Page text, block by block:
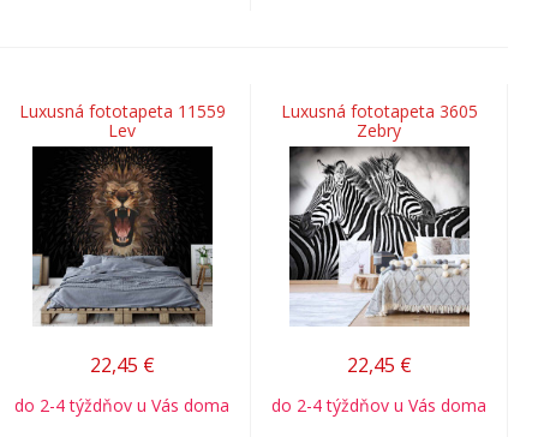
Luxusná fototapeta 11559
Lev
22,45 €
do 2-4 týždňov u Vás doma
Luxusná fototapeta 3605
Zebry
22,45 €
do 2-4 týždňov u Vás doma